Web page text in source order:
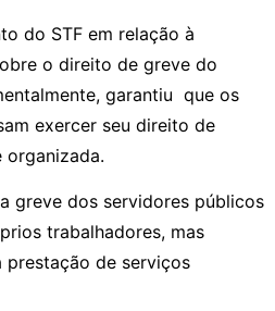
do STF em relação à
o direito de greve do
garantiu que os
exercer seu direito de
organizada.
greve dos servidores públicos
trabalhadores, mas
prestação de serviços